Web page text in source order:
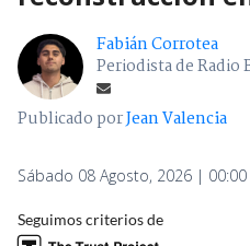
Fabián Corrotea
Periodista de Radio
Publicado porJean Valencia
Sábado 08 Agosto, 2026 | 00:00
Seguimos criterios de